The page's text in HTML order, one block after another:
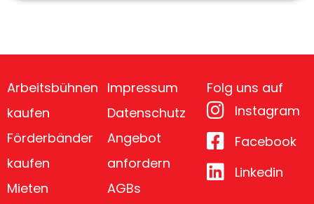
Arbeitsbühnen
kaufen
Förderbänder
kaufen
Mieten
Impressum
Datenschutz
Angebot
anfordern
AGBs
Folg uns auf
Instagram
Facebook
Linkedin